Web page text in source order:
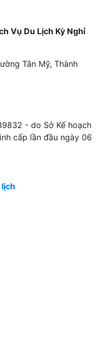
Vụ Du Lịch Kỳ Nghỉ
Tân Mỹ, Thành
- do Sở Kế hoạch
cấp lần đầu ngày 06